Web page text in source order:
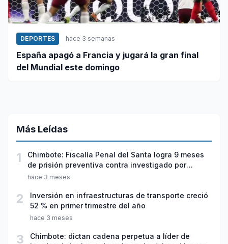
DEPORTES hace 3 semanas
España apagó a Francia y jugará la gran final
del Mundial este domingo
Más Leídas
1
Chimbote: Fiscalía Penal del Santa logra 9 meses
de prisión preventiva contra investigado por
violación sexual y tentativa de feminicidio
hace 3 meses
2
Inversión en infraestructuras de transporte creció
52 % en primer trimestre del año
hace 3 meses
3
Chimbote: dictan cadena perpetua a líder de